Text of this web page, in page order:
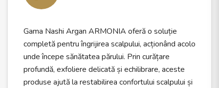
Gama Nashi Argan ARMONIA oferă o soluție
completă pentru îngrijirea scalpului, acționând acolo
unde începe sănătatea părului. Prin curățare
profundă, exfoliere delicată și echilibrare, aceste
produse ajută la restabilirea confortului scalpului și